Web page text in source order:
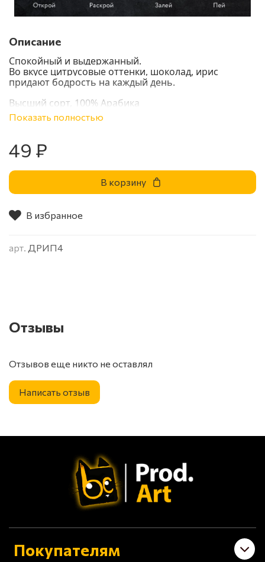
В избранное
арт. ДРИП4
Описание
Спокойный и выдержанный.
Во вкусе цитрусовые оттенки, шоколад, ирис
придают бодрость на каждый день.
Высший сорт, 100% Арабика
Показать полностью
49 ₽
В корзину
Отзывы
Отзывов еще никто не оставлял
Написать отзыв
Покупателям